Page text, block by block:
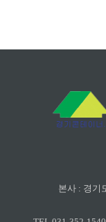
본사 : 경기